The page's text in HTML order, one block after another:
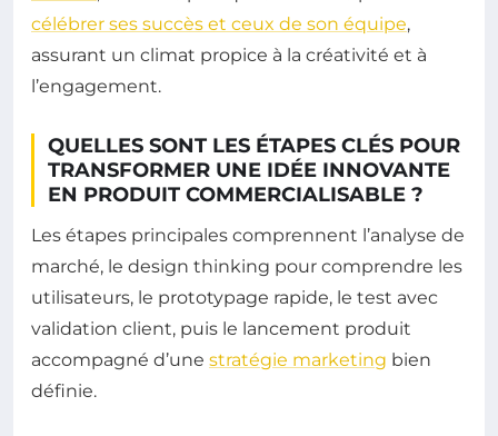
célébrer ses succès et ceux de son équipe,
assurant un climat propice à la créativité et à
l’engagement.
QUELLES SONT LES ÉTAPES CLÉS POUR
TRANSFORMER UNE IDÉE INNOVANTE
EN PRODUIT COMMERCIALISABLE ?
Les étapes principales comprennent l’analyse de
marché, le design thinking pour comprendre les
utilisateurs, le prototypage rapide, le test avec
validation client, puis le lancement produit
accompagné d’une stratégie marketing bien
définie.